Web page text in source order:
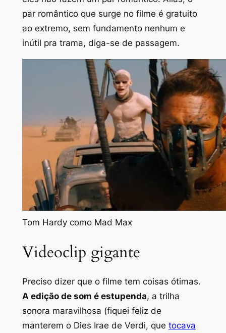
par romântico que surge no filme é gratuito
ao extremo, sem fundamento nenhum e
inútil pra trama, diga-se de passagem.
Tom Hardy como Mad Max
Videoclip gigante
Preciso dizer que o filme tem coisas ótimas.
A edição de som é estupenda, a trilha
sonora maravilhosa (fiquei feliz de
manterem o Dies Irae de Verdi, que tocava